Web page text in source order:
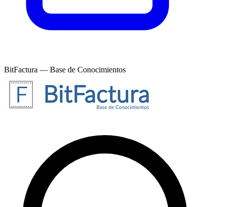
BitFactura — Base de Conocimientos